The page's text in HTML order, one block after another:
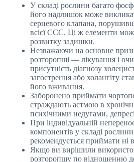
У складі рослини багато
його надлишок може
серцевого клапана,
всієї ССС. Ці ж елементи
розвитку задишки.
Незважаючи на основне
розторопші — лікування і
присутність діагнозу
загострення або холангіту
його вживання.
Заборонено приймати
страждають астмою в
психічними недугами,
При індивідуальній
компонентів у складі
рекомендується приймати ні
Якщо ви вирішили
розторопшу по відношенню